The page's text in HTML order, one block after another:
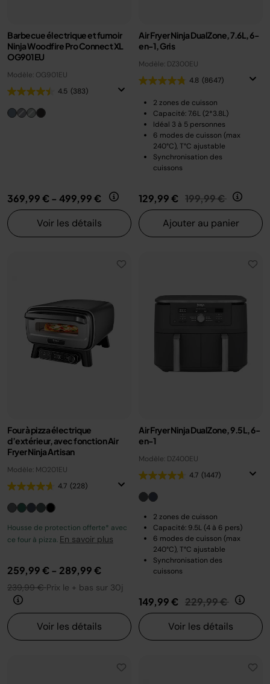
Barbecue électrique et fumoir
Ninja Woodfire Pro Connect XL
OG901EU
Modèle: OG901EU
4.5 (383)
369,99 €- 499,99 €
Voir les détails
Air Fryer Ninja DualZone, 7.6L, 6-
en-1, Gris
Modèle: DZ300EU
4.8 (8647)
2 zones de cuisson
Capacité: 7.6L (2*3.8L)
Idéal 3 à 5 personnes
6 modes de cuisson (max
240°C), T°C ajustable
Synchronisation des
cuissons
129,99 € Prix réduit de
199,99 € au
Ajouter au panier
Four à pizza électrique
d’extérieur, avec fonction Air
Fryer Ninja Artisan
Modèle: MO201EU
4.7 (228)
Housse de protection offerte* avec
ce four à pizza. En savoir plus
259,99 €- 289,99 €
239,99 €Prix le + bas sur 30j
Voir les détails
Air Fryer Ninja DualZone, 9.5L, 6-
en-1
Modèle: DZ400EU
4.7 (1447)
2 zones de cuisson
Capacité: 9.5L (4 à 6 pers)
6 modes de cuisson (max
240°C), T°C ajustable
Synchronisation des
cuissons
149,99 € Prix réduit de
229,99 € au
Voir les détails